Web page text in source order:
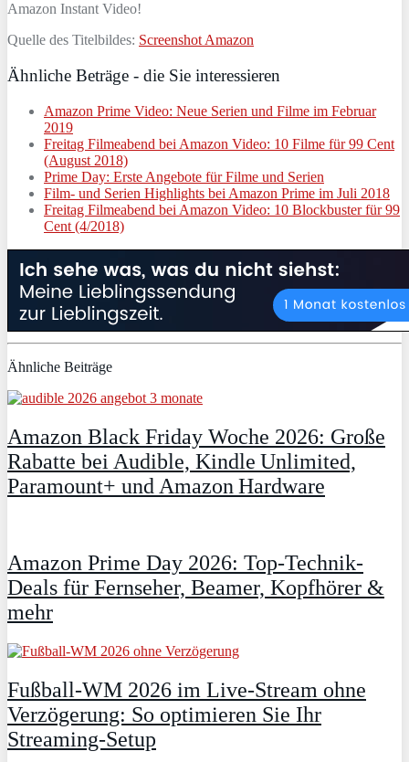
Amazon Instant Video!
Quelle des Titelbildes: Screenshot Amazon
Ähnliche Beträge - die Sie interessieren
Amazon Prime Video: Neue Serien und Filme im Februar
2019
Freitag Filmeabend bei Amazon Video: 10 Filme für 99 Cent
(August 2018)
Prime Day: Erste Angebote für Filme und Serien
Film- und Serien Highlights bei Amazon Prime im Juli 2018
Freitag Filmeabend bei Amazon Video: 10 Blockbuster für 99
Cent (4/2018)
Ähnliche Beiträge
Amazon Black Friday Woche 2026: Große
Rabatte bei Audible, Kindle Unlimited,
Paramount+ und Amazon Hardware
Amazon Prime Day 2026: Top-Technik-
Deals für Fernseher, Beamer, Kopfhörer &
mehr
Fußball-WM 2026 im Live-Stream ohne
Verzögerung: So optimieren Sie Ihr
Streaming-Setup